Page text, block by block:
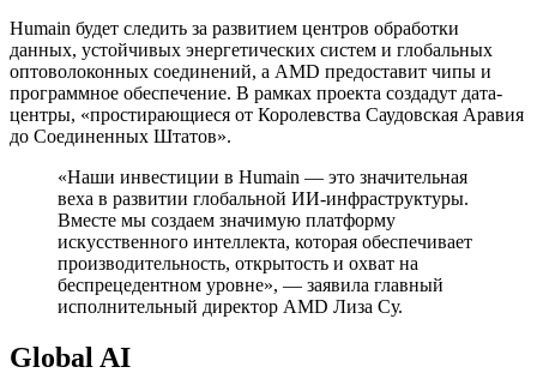
Humain будет следить за развитием центров обработки
данных, устойчивых энергетических систем и глобальных
оптоволоконных соединений, а AMD предоставит чипы и
программное обеспечение. В рамках проекта создадут дата-
центры, «простирающиеся от Королевства Саудовская Аравия
до Соединенных Штатов».
«Наши инвестиции в Humain — это значительная
веха в развитии глобальной ИИ-инфраструктуры.
Вместе мы создаем значимую платформу
искусственного интеллекта, которая обеспечивает
производительность, открытость и охват на
беспрецедентном уровне», — заявила главный
исполнительный директор AMD Лиза Су.
Global AI